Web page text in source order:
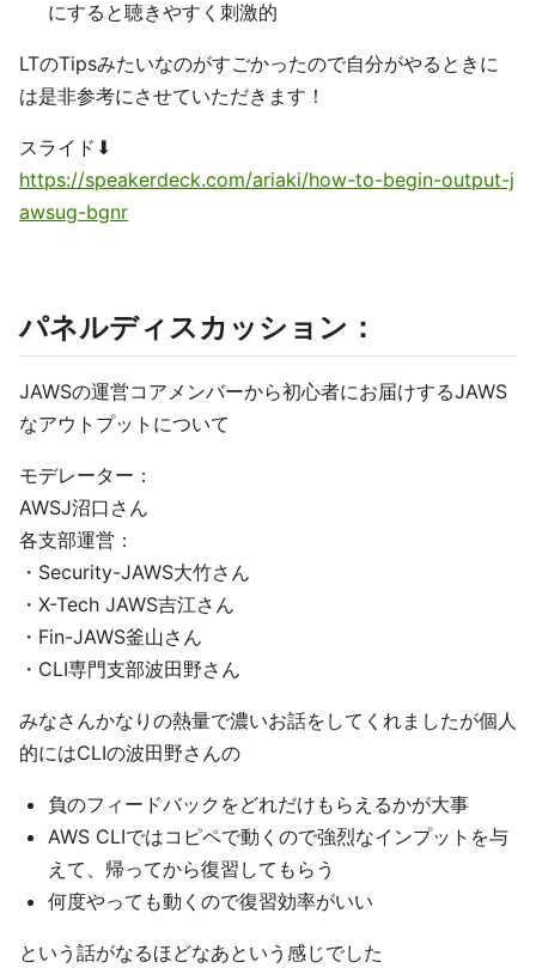
にすると聴きやすく刺激的
LTのTipsみたいなのがすごかったので自分がやるときに
は是非参考にさせていただきます！
スライド⬇︎
https://speakerdeck.com/ariaki/how-to-begin-output-j
awsug-bgnr
パネルディスカッション：
JAWSの運営コアメンバーから初心者にお届けするJAWS
なアウトプットについて
モデレーター：
AWSJ沼口さん
各支部運営：
・Security-JAWS大竹さん
・X-Tech JAWS吉江さん
・Fin-JAWS釜山さん
・CLI専門支部波田野さん
みなさんかなりの熱量で濃いお話をしてくれましたが個人
的にはCLIの波田野さんの
負のフィードバックをどれだけもらえるかが大事
AWS CLIではコピペで動くので強烈なインプットを与
えて、帰ってから復習してもらう
何度やっても動くので復習効率がいい
という話がなるほどなあという感じでした